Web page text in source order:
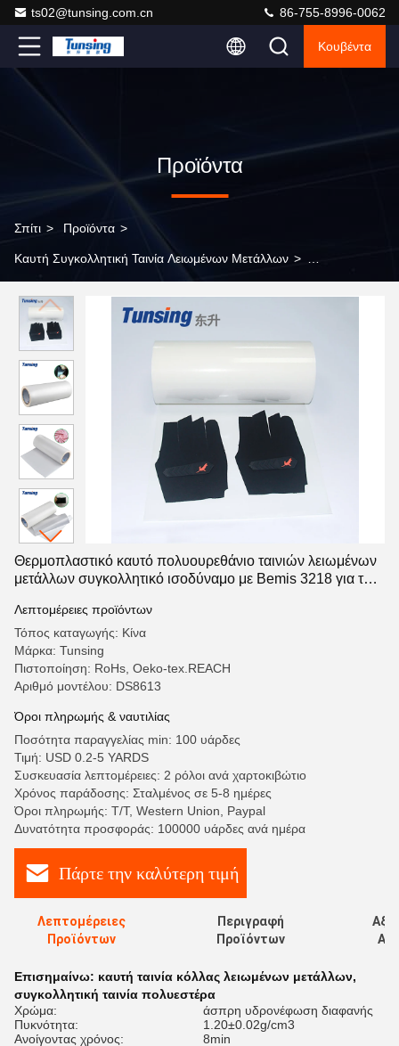
ts02@tunsing.com.cn 86-755-8996-0062
Κουβέντα
Προϊόντα
Σπίτι > Προϊόντα >
Καυτή Συγκολλητική Ταινία Λειωμένων Μετάλλων >
μετάλλων συγκολλητικό ισοδύναμο με Bemis 3218 για τα
παπούτσια
Θερμοπλαστικό καυτό πολυουρεθάνιο ταινιών λειωμένων
μετάλλων συγκολλητικό ισοδύναμο με Bemis 3218 για τα
Λεπτομέρειες προϊόντων
Τόπος καταγωγής: Κίνα
Μάρκα: Tunsing
Πιστοποίηση: RoHs, Oeko-tex.REACH
Αριθμό μοντέλου: DS8613
Όροι πληρωμής & ναυτιλίας
Ποσότητα παραγγελίας min: 100 υάρδες
Τιμή: USD 0.2-5 YARDS
Συσκευασία λεπτομέρειες: 2 ρόλοι ανά χαρτοκιβώτιο
Χρόνος παράδοσης: Σταλμένος σε 5-8 ημέρες
Όροι πληρωμής: T/T, Western Union, Paypal
Δυνατότητα προσφοράς: 100000 υάρδες ανά ημέρα
Πάρτε την καλύτερη τιμή
Λεπτομέρειες
Προϊόντων
Περιγραφή
Προϊόντων
Επισημαίνω: καυτή ταινία κόλλας λειωμένων μετάλλων,
συγκολλητική ταινία πολυεστέρα
Χρώμα:
άσπρη υδρονέφωση διαφανής
Πυκνότητα:
1.20±0.02g/cm3
Ανοίγοντας χρόνος:
8min